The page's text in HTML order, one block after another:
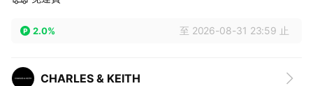
2.0% 至 2026-08-31 23:59 止
CHARLES & KEITH